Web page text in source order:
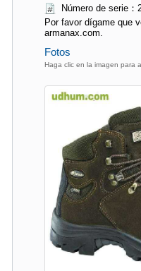
Número de serie：
Por favor dígame que
armanax.com.
Fotos
Haga clic en la imagen para